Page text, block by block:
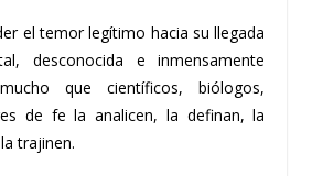
temor legítimo hacia su llegada
desconocida e inmensamente
que científicos, biólogos,
de fe la analicen, la definan, la
trajinen.